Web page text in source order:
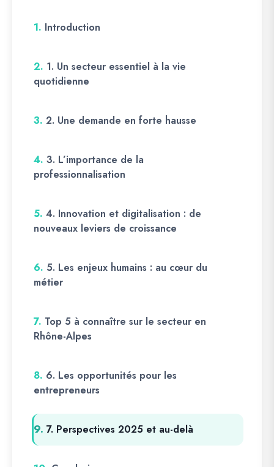
1. Introduction
2. 1. Un secteur essentiel à la vie
quotidienne
3. 2. Une demande en forte hausse
4. 3. L’importance de la
professionnalisation
5. 4. Innovation et digitalisation : de
nouveaux leviers de croissance
6. 5. Les enjeux humains : au cœur du
métier
7. Top 5 à connaître sur le secteur en
Rhône-Alpes
8. 6. Les opportunités pour les
entrepreneurs
9. 7. Perspectives 2025 et au-delà